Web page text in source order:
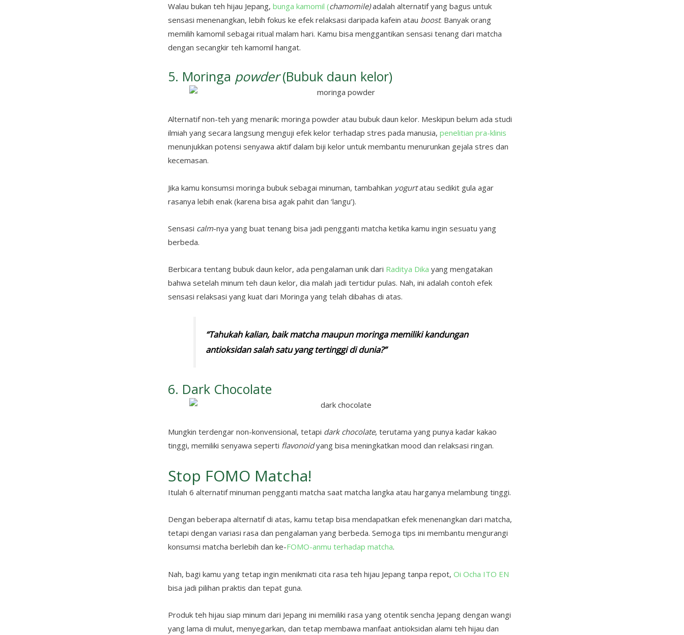
Walau bukan teh hijau Jepang, bunga kamomil (chamomile)adalah alternatif yang bagus untuk
sensasi menenangkan, lebih fokus ke efek relaksasi daripada kafein atau boost. Banyak orang
memilih kamomil sebagai ritual malam hari. Kamu bisa menggantikan sensasi tenang dari matcha
dengan secangkir teh kamomil hangat.
5. Moringa powder(Bubuk daun kelor)
Alternatif non-teh yang menarik: moringa powder atau bubuk daun kelor. Meskipun belum ada studi
ilmiah yang secara langsung menguji efek kelor terhadap stres pada manusia, penelitian pra-klinis
menunjukkan potensi senyawa aktif dalam biji kelor untuk membantu menurunkan gejala stres dan
kecemasan.
Jika kamu konsumsi moringa bubuk sebagai minuman, tambahkan yogurtatau sedikit gula agar
rasanya lebih enak (karena bisa agak pahit dan ‘langu’).
Sensasi calm-nya yang buat tenang bisa jadi pengganti matcha ketika kamu ingin sesuatu yang
berbeda.
Berbicara tentang bubuk daun kelor, ada pengalaman unik dari Raditya Dika yang mengatakan
bahwa setelah minum teh daun kelor, dia malah jadi tertidur pulas. Nah, ini adalah contoh efek
sensasi relaksasi yang kuat dari Moringa yang telah dibahas di atas.
“Tahukah kalian, baik matcha maupun moringa memiliki kandungan
antioksidan salah satu yang tertinggi di dunia?”
6. Dark Chocolate
Mungkin terdengar non-konvensional, tetapi dark chocolate, terutama yang punya kadar kakao
tinggi, memiliki senyawa seperti flavonoidyang bisa meningkatkan mood dan relaksasi ringan.
Stop FOMO Matcha!
Itulah 6 alternatif minuman pengganti matcha saat matcha langka atau harganya melambung tinggi.
Dengan beberapa alternatif di atas, kamu tetap bisa mendapatkan efek menenangkan dari matcha,
tetapi dengan variasi rasa dan pengalaman yang berbeda. Semoga tips ini membantu mengurangi
konsumsi matcha berlebih dan ke-FOMO-anmu terhadap matcha.
Nah, bagi kamu yang tetap ingin menikmati cita rasa teh hijau Jepang tanpa repot, Oi Ocha ITO EN
bisa jadi pilihan praktis dan tepat guna.
Produk teh hijau siap minum dari Jepang ini memiliki rasa yang otentik sencha Jepang dengan wangi
yang lama di mulut, menyegarkan, dan tetap membawa manfaat antioksidan alami teh hijau dan